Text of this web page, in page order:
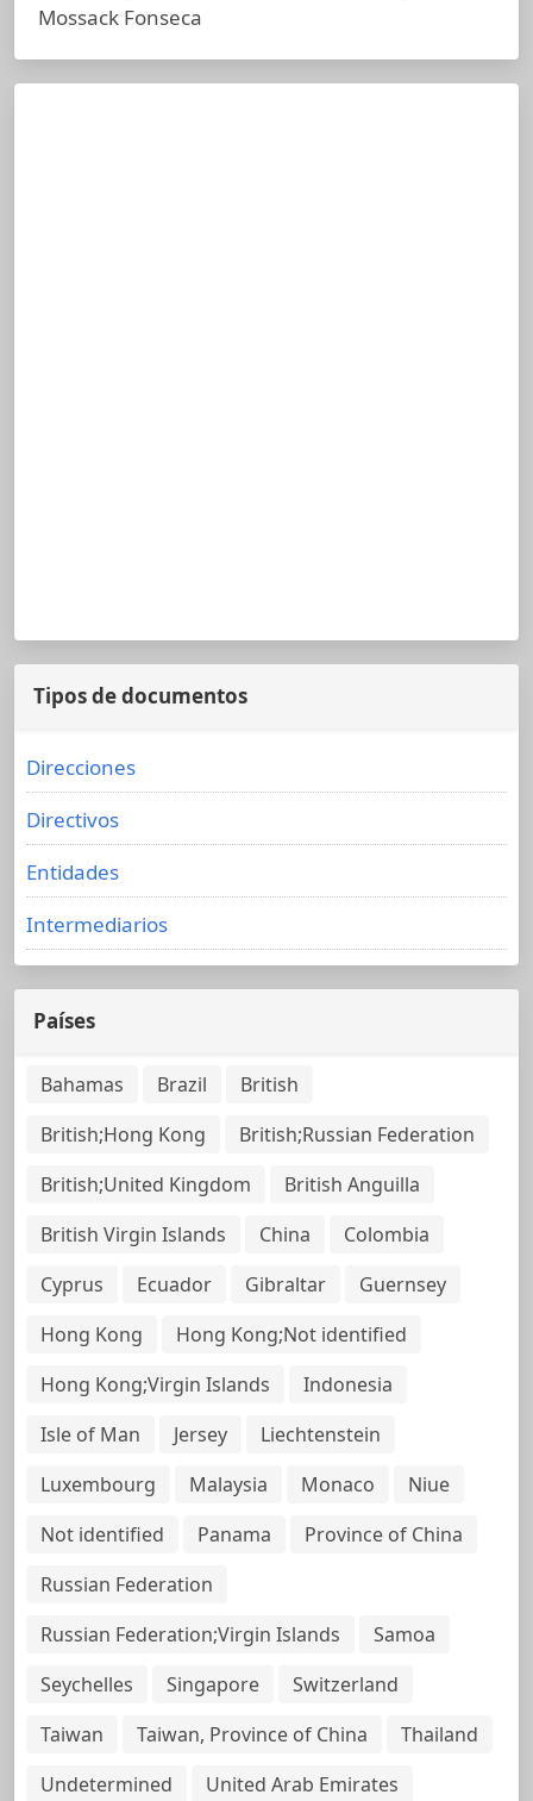
Mossack Fonseca
Tipos de documentos
Direcciones
Directivos
Entidades
Intermediarios
Países
Bahamas Brazil
British
British;Hong Kong
British;Russian Federation
British;United Kingdom
British Anguilla
British Virgin Islands
China
Colombia
Cyprus
Ecuador Gibraltar
Guernsey
Hong Kong
Hong Kong;Not identified
Hong Kong;Virgin Islands
Indonesia
Isle of Man
Jersey
Liechtenstein
Luxembourg
Malaysia Monaco
Niue
Not identified
Panama
Province of China
Russian Federation
Russian Federation;Virgin Islands
Samoa
Seychelles
Singapore
Switzerland
Taiwan
Taiwan, Province of China
Thailand
Undetermined
United Arab Emirates